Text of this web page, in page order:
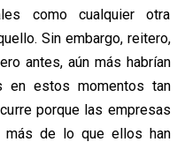
como cualquier otra
Sin embargo, reitero,
antes, aún más habrían
en estos momentos tan
porque las empresas
más de lo que ellos han